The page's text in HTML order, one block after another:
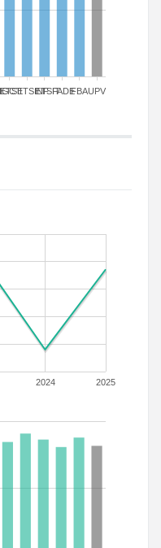
ETSIIETSINFETSITFADEFBAUPV
2024 2025